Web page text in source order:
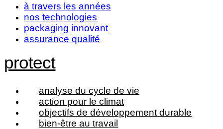
à travers les années
nos technologies
packaging innovant
assurance qualité
protect
analyse du cycle de vie
action pour le climat
objectifs de développement durable
bien-être au travail